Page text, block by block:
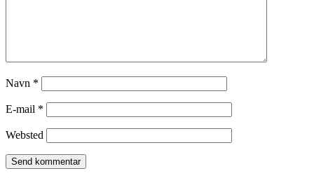
Navn *
E-mail *
Websted